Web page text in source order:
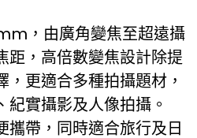
，由廣角變焦至超遠攝
距，高倍數變焦設計除提
更適合多種拍攝題材，
實攝影及人像拍攝。
攜帶，同時適合旅行及日